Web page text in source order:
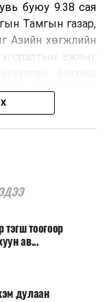
буюу 9.38 сая
Тамгын газар,
Азийн хөгжлийн
ажлыг
хоёрдугаар
байгаа аж.
химийн ус
байгууламж,
байгууламжийн
байна.
туслах тоног
авч, угсралтын
сард
тоогоор
ав...
дулаан